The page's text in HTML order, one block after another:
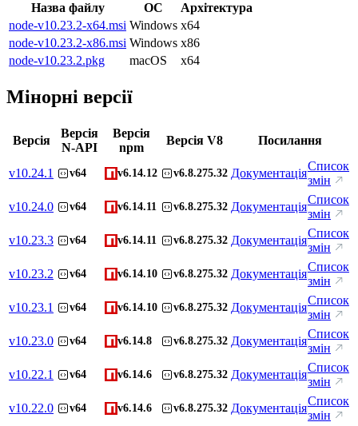
Назва файлу ОС
Архітектура
node-v10.23.2-x64.msi Windows x64
node-v10.23.2-x86.msi Windows x86
node-v10.23.2.pkg
macOS x64
Мінорні версії
Версія
Версія
N-API
Версія
npm
Версія V8 Посилання
v10.24.1 v64 v6.14.12 v6.8.275.32 Документація
Список
змін
v10.24.0 v64 v6.14.11 v6.8.275.32 Документація
Список
змін
v10.23.3 v64 v6.14.11 v6.8.275.32 Документація
Список
змін
v10.23.2 v64 v6.14.10 v6.8.275.32 Документація
Список
змін
v10.23.1 v64 v6.14.10 v6.8.275.32 Документація
Список
змін
v10.23.0 v64 v6.14.8 v6.8.275.32 Документація
Список
змін
v10.22.1 v64 v6.14.6 v6.8.275.32 Документація
Список
змін
v10.22.0 v64 v6.14.6 v6.8.275.32 Документація
Список
змін